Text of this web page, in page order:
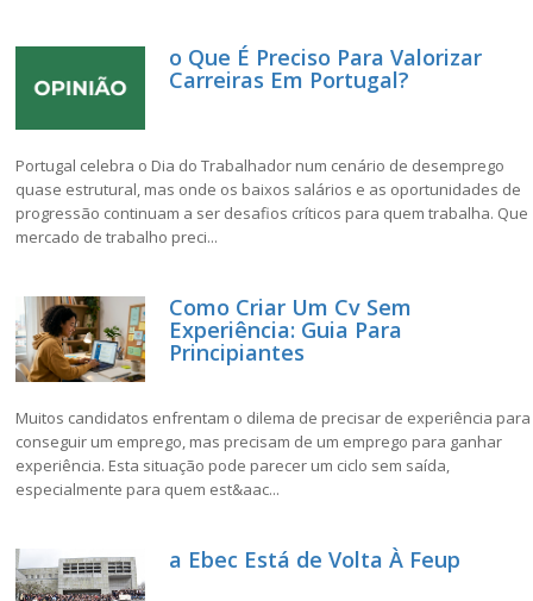
o Que É Preciso Para Valorizar
Carreiras Em Portugal?
Portugal celebra o Dia do Trabalhador num cenário de desemprego
quase estrutural, mas onde os baixos salários e as oportunidades de
progressão continuam a ser desafios críticos para quem trabalha. Que
mercado de trabalho preci...
Como Criar Um Cv Sem
Experiência: Guia Para
Principiantes
Muitos candidatos enfrentam o dilema de precisar de experiência para
conseguir um emprego, mas precisam de um emprego para ganhar
experiência. Esta situação pode parecer um ciclo sem saída,
especialmente para quem est&aac...
a Ebec Está de Volta À Feup